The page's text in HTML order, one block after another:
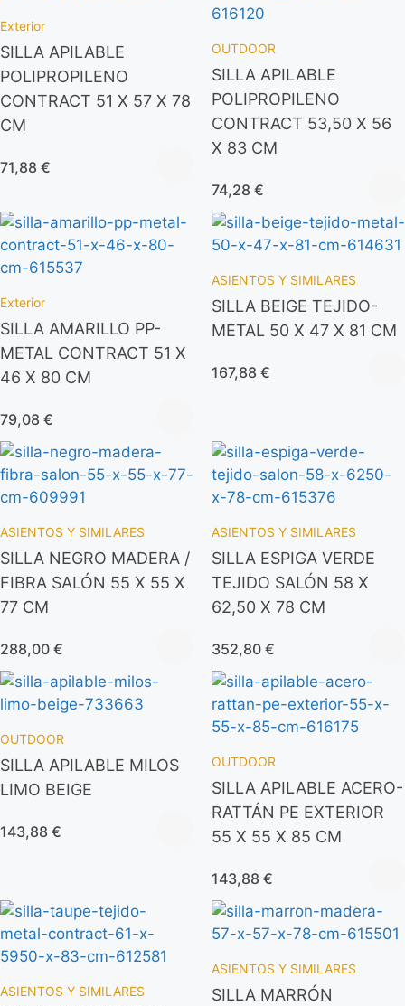
Exterior
SILLA APILABLE
POLIPROPILENO
CONTRACT 51 X 57 X 78
CM
71,88 €
OUTDOOR
SILLA APILABLE
POLIPROPILENO
CONTRACT 53,50 X 56
X 83 CM
74,28 €
Exterior
SILLA AMARILLO PP-
METAL CONTRACT 51 X
46 X 80 CM
79,08 €
ASIENTOS Y SIMILARES
SILLA BEIGE TEJIDO-
METAL 50 X 47 X 81 CM
167,88 €
ASIENTOS Y SIMILARES
SILLA NEGRO MADERA /
FIBRA SALÓN 55 X 55 X
77 CM
288,00 €
ASIENTOS Y SIMILARES
SILLA ESPIGA VERDE
TEJIDO SALÓN 58 X
62,50 X 78 CM
352,80 €
OUTDOOR
SILLA APILABLE MILOS
LIMO BEIGE
143,88 €
OUTDOOR
SILLA APILABLE ACERO-
RATTÁN PE EXTERIOR
55 X 55 X 85 CM
143,88 €
ASIENTOS Y SIMILARES
ASIENTOS Y SIMILARES
SILLA MARRÓN